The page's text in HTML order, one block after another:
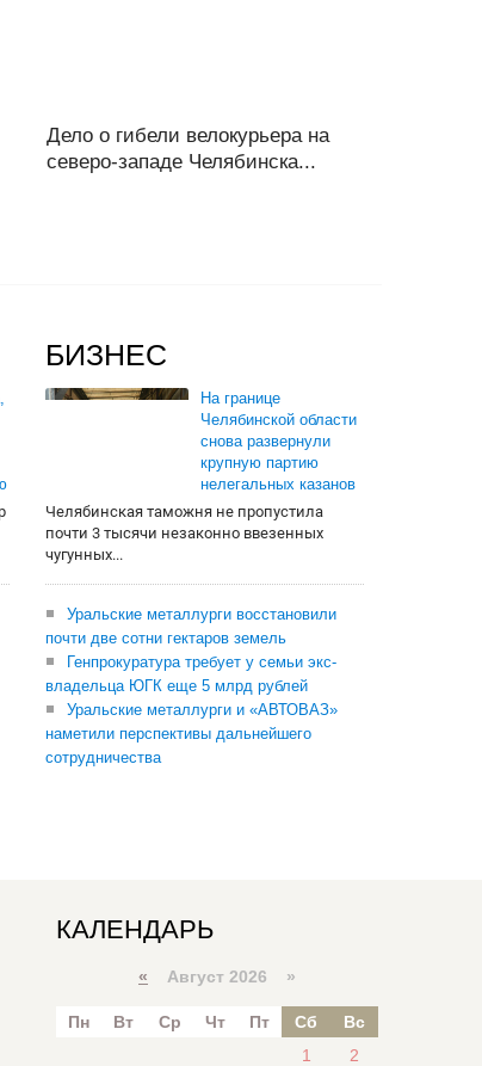
Дело о гибели велокурьера на
северо-западе Челябинска...
БИЗНЕС
На границе
Челябинской области
снова развернули
крупную партию
нелегальных казанов
Челябинская таможня не пропустила
почти 3 тысячи незаконно ввезенных
чугунных...
Уральские металлурги восстановили
почти две сотни гектаров земель
Генпрокуратура требует у семьи экс-
владельца ЮГК еще 5 млрд рублей
Уральские металлурги и «АВТОВАЗ»
наметили перспективы дальнейшего
сотрудничества
КАЛЕНДАРЬ
« Август 2026 »
Пн Вт Ср Чт Пт Сб
Вс
1
2